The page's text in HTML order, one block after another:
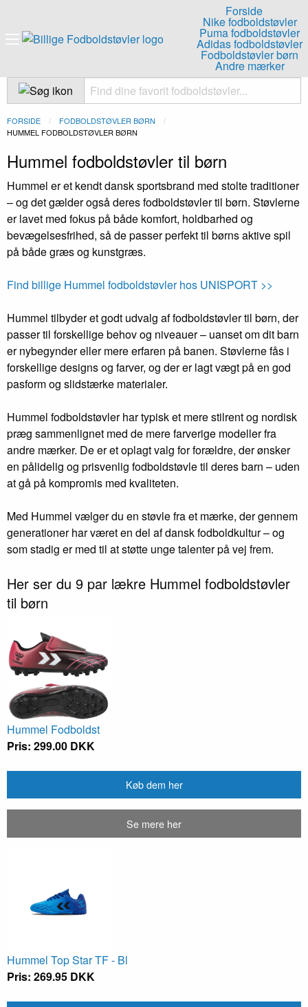
Forside
Nike fodboldstøvler
Puma fodboldstøvler
Adidas fodboldstøvler
Fodboldstøvler børn
Andre mærker
FORSIDE
FODBOLDSTØVLER BØRN
NUVÆRENDE:
HUMMEL FODBOLDSTØVLER BØRN
Hummel fodboldstøvler til børn
Hummel er et kendt dansk sportsbrand med stolte traditioner
– og det gælder også deres fodboldstøvler til børn. Støvlerne
er lavet med fokus på både komfort, holdbarhed og
bevægelsesfrihed, så de passer perfekt til børns aktive spil
på både græs og kunstgræs.
Find billige Hummel fodboldstøvler hos UNISPORT >>
Hummel tilbyder et godt udvalg af fodboldstøvler til børn, der
passer til forskellige behov og niveauer – uanset om dit barn
er nybegynder eller mere erfaren på banen. Støvlerne fås i
forskellige designs og farver, og der er lagt vægt på en god
pasform og slidstærke materialer.
Hummel fodboldstøvler har typisk et mere stilrent og nordisk
præg sammenlignet med de mere farverige modeller fra
andre mærker. De er et oplagt valg for forældre, der ønsker
en pålidelig og prisvenlig fodboldstøvle til deres barn – uden
at gå på kompromis med kvaliteten.
Med Hummel vælger du en støvle fra et mærke, der gennem
generationer har været en del af dansk fodboldkultur – og
som stadig er med til at støtte unge talenter på vej frem.
Her ser du 9 par lækre Hummel fodboldstøvler
til børn
Hummel Fodboldst
Pris: 299.00 DKK
Køb dem her
Se mere her
Hummel Top Star TF - Bl
Pris: 269.95 DKK